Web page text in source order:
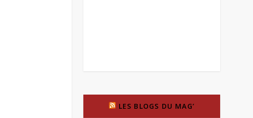
LES BLOGS DU MAG’